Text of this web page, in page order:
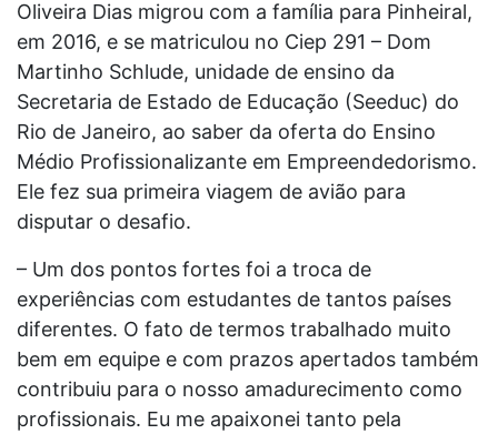
Oliveira Dias migrou com a família para Pinheiral,
em 2016, e se matriculou no Ciep 291 – Dom
Martinho Schlude, unidade de ensino da
Secretaria de Estado de Educação (Seeduc) do
Rio de Janeiro, ao saber da oferta do Ensino
Médio Profissionalizante em Empreendedorismo.
Ele fez sua primeira viagem de avião para
disputar o desafio.
– Um dos pontos fortes foi a troca de
experiências com estudantes de tantos países
diferentes. O fato de termos trabalhado muito
bem em equipe e com prazos apertados também
contribuiu para o nosso amadurecimento como
profissionais. Eu me apaixonei tanto pela